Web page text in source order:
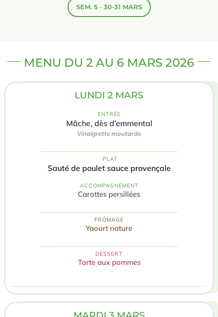
SEM. 5 · 30-31 MARS
MENU DU 2 AU 6 MARS 2026
LUNDI 2 MARS
ENTRÉE
Mâche, dès d’emmental
Vinaigrette moutarde
️ PLAT
Sauté de poulet sauce provençale
ACCOMPAGNEMENT
Carottes persillées
FROMAGE
Yaourt nature
DESSERT
Tarte aux pommes